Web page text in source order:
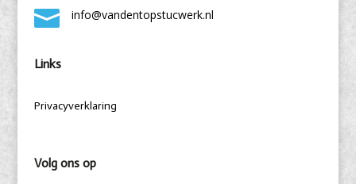
 info@vandentopstucwerk.nl
Links
Privacyverklaring
Volg ons op